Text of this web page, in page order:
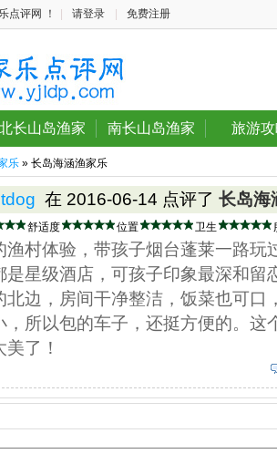
点评网 ！ 请登录 免费注册
长山岛渔家 南长山岛渔家 旅游
乐 » 长岛海涵渔家乐
在 2016-06-14 点评了 长岛海
舒适度 位置 卫生
渔村体验，带孩子烟台蓬莱一路玩
是星级酒店，可孩子印象最深和留
北边，房间干净整洁，饭菜也可口
，所以包的车子，还挺方便的。这
了！